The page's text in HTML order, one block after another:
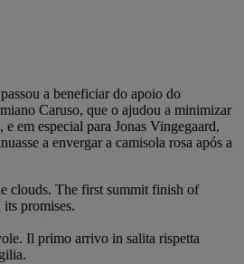
a beneficiar do apoio do
Caruso, que o ajudou a minimizar
e em especial para Jonas Vingegaard,
a envergar a camisola rosa após a
clouds. The first summit finish of
promises.
Il primo arrivo in salita rispetta